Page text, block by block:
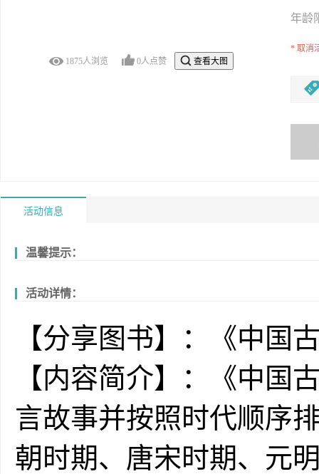
1875人浏览 0人点赞 查看大图
年龄
* 取消
活动信息
温馨提示：
活动详情：
【分享图书】：《中国
【内容简介】：《中国
言故事并按照时代顺序
朝时期、唐宋时期、元